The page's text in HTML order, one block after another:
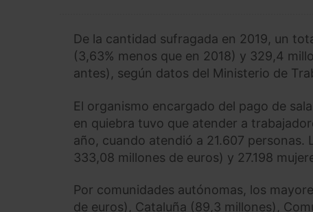
De la cantidad sufragada en 2019, un
(3,63% menos que en 2018) y 329,4
antes), según datos del Ministerio de
El organismo encargado del pago de
en quiebra tuvo que atender a
año, cuando atendió a 21.607
333,08 millones de euros) y 27.198
Por comunidades autónomas, los
de euros), Cataluña (89,3 millones),